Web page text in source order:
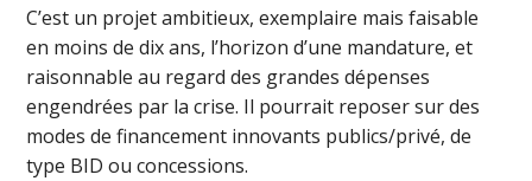
C’est un projet ambitieux, exemplaire mais faisable
en moins de dix ans, l’horizon d’une mandature, et
raisonnable au regard des grandes dépenses
engendrées par la crise. Il pourrait reposer sur des
modes de financement innovants publics/privé, de
type BID ou concessions.